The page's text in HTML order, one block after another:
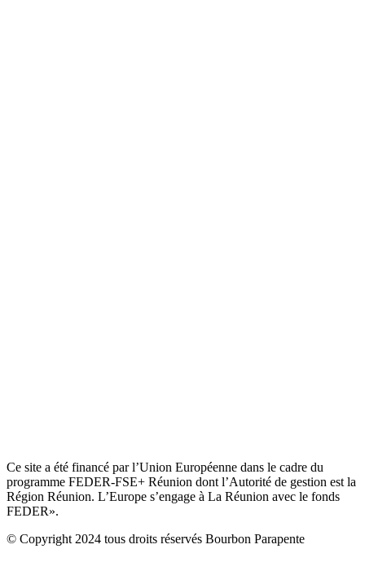
Ce site a été financé par l’Union Européenne dans le cadre du
programme FEDER-FSE+ Réunion dont l’Autorité de gestion est la
Région Réunion. L’Europe s’engage à La Réunion avec le fonds
FEDER».
© Copyright 2024 tous droits réservés Bourbon Parapente